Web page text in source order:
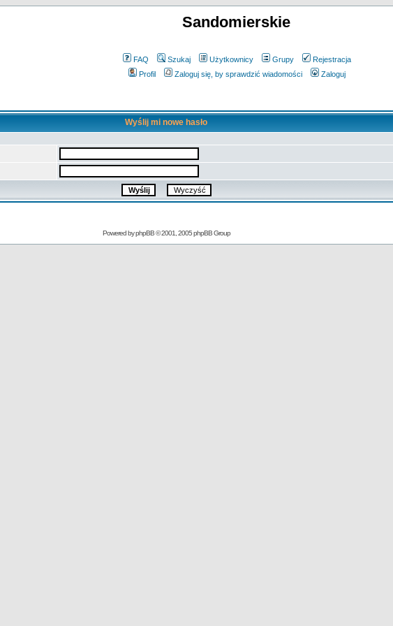
Sandomierskie
FAQ Szukaj Użytkownicy Grupy
Rejestracja
Profil
Zaloguj się, by sprawdzić wiadomości Zaloguj
Wyślij mi nowe hasło
Powered byphpBB© 2001, 2005 phpBB Group